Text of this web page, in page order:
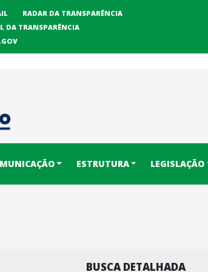
RADAR DA TRANSPARÊNCIA
DA TRANSPARÊNCIA
ESTRUTURA LEGISLAÇÃO
BUSCA DETALHADA